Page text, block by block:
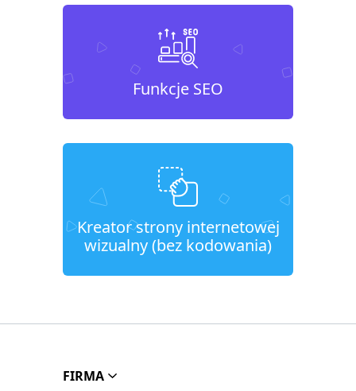
Funkcje SEO
Kreator strony internetowej
wizualny (bez kodowania)
FIRMA